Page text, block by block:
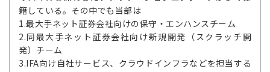
籍している。その中でも当部は
1.最大手ネット証券会社向けの保守・エンハンスチーム
2.同最大手ネット証券会社向け新規開発（スクラッチ開
発）チーム
3.IFA向け自社サービス、クラウドインフラなどを担当する